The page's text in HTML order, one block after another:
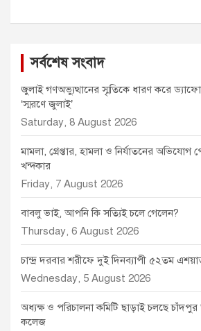
সর্বশেষ সংবাদ
জুলাই গণঅভ্যুত্থানের স্মৃতিকে ধারণ করে
‘স্মরণে জুলাই’
Saturday, 8 August 2026
মামলা, গ্রেপ্তার, হামলা ও নির্যাতনের
খন্দকার
Friday, 7 August 2026
বাবলু ভাই, আপনি কি সত্যিই চলে গেলেন?
Thursday, 6 August 2026
চান্দ্র দরবার শরীফে দুই দিনব্যাপী ৫২তম
Wednesday, 5 August 2026
অধ্যক্ষ ও পরিচালনা কমিটি ছাড়াই চলছে
কলেজ